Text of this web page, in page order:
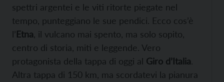
spettri argentei e le viti ritorte piegate nel
tempo, punteggiano le sue pendici. Ecco cos’è
l’Etna , il vulcano mai spento, ma solo sopito,
centro di storia, miti e leggende. Vero
protagonista della tappa di oggi al Giro d’Italia.
Altra tappa di 150 km, ma scordatevi la pianura